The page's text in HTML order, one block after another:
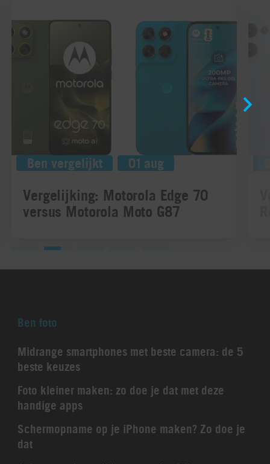
Ben vergelijkt 01 aug
Vergelijking: Motorola Edge 70
versus Motorola Moto G87
Ben foto
Midrange smartphones met beste camera: de 5
beste keuzes
Foto kleiner maken: zo doe je dat met deze
handige apps
Schermopname op je iPhone maken? Zo doe je
dat